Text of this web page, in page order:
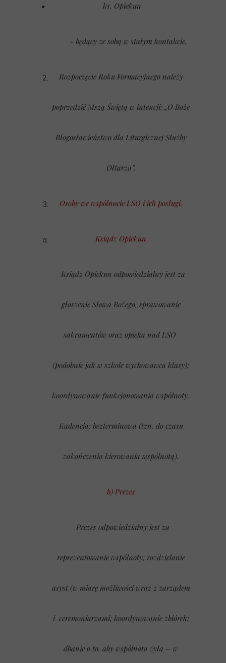
ks. Opiekun
- będący ze sobą w stałym kontakcie.
Rozpoczęcie Roku Formacyjnego należy
poprzedzić Mszą Świętą w intencji: „O Boże
Błogosławieństwo dla Liturgicznej Służby
Ołtarza”.
Osoby we wspólnocie LSO i ich posługi.
Ksiądz Opiekun
Ksiądz Opiekun odpowiedzialny jest za
głoszenie Słowa Bożego, sprawowanie
sakramentów oraz opieka nad LSO
(podobnie jak w szkole wychowawca klasy);
koordynowanie funkcjonowania wspólnoty.
Kadencja: bezterminowa (tzn. do czasu
zakończenia kierowania wspólnotą).
b) Prezes
Prezes odpowiedzialny jest za
reprezentowanie wspólnoty; rozdzielanie
asyst (w miarę możliwości wraz z zarządem
i ceremoniarzami; koordynowanie zbiórek;
dbanie o to, aby wspólnota żyła – w